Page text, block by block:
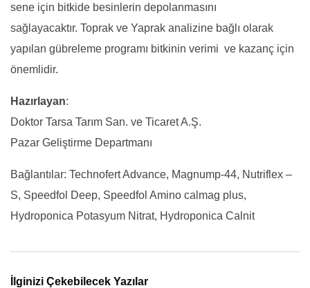
sene için bitkide besinlerin depolanmasını
sağlayacaktır. Toprak ve Yaprak analizine bağlı olarak
yapılan gübreleme programı bitkinin verimi ve kazanç için
önemlidir.
Hazırlayan:
Doktor Tarsa Tarım San. ve Ticaret A.Ş.
Pazar Geliştirme Departmanı
Bağlantılar: Technofert Advance, Magnump-44, Nutriflex –
S, Speedfol Deep, Speedfol Amino calmag plus,
Hydroponica Potasyum Nitrat, Hydroponica Calnit
İlginizi Çekebilecek Yazılar